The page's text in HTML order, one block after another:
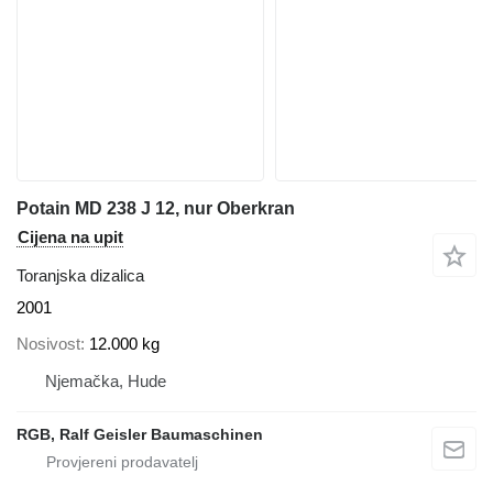
Potain MD 238 J 12, nur Oberkran
Cijena na upit
Toranjska dizalica
2001
Nosivost 12.000 kg
Njemačka, Hude
RGB, Ralf Geisler Baumaschinen